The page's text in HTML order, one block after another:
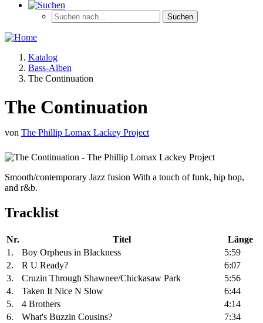
Katalog
Bass-Alben
The Continuation
The Continuation
von The Phillip Lomax Lackey Project
Smooth/contemporary Jazz fusion With a touch of funk, hip hop,
and r&b.
Tracklist
Nr. Titel
Länge
1.
Boy Orpheus in Blackness
5:59
2.
R U Ready?
6:07
3.
Cruzin Through Shawnee/Chickasaw Park
5:56
4.
Taken It Nice N Slow
6:44
5.
4 Brothers
4:14
6.
What's Buzzin Cousins?
7:34